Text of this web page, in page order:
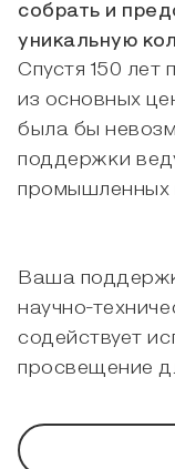
собрать и
уникальную
Спустя 150 лет
из основных
была бы
поддержки
промышленных
Ваша
научно-
содействует
просвещение